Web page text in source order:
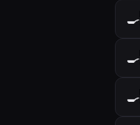
🍳
🍳
🍳